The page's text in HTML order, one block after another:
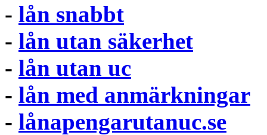
- lån snabbt
- lån utan säkerhet
- lån utan uc
- lån med anmärkningar
- lånapengarutanuc.se